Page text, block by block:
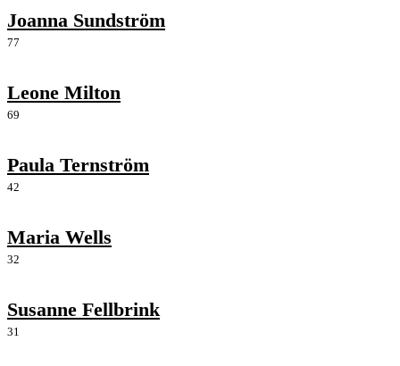
Joanna Sundström
77
Leone Milton
69
Paula Ternström
42
Maria Wells
32
Susanne Fellbrink
31